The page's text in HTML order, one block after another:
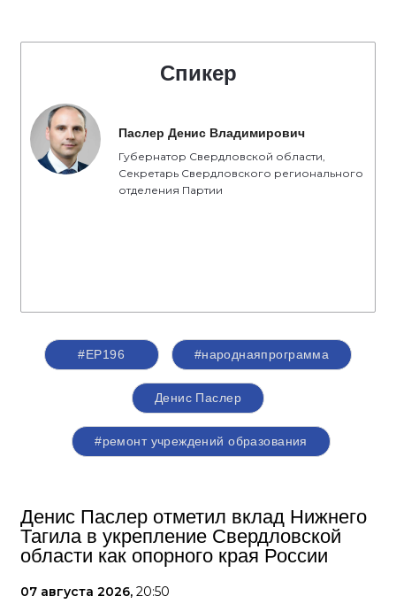
Спикер
Паслер Денис Владимирович
Губернатор Свердловской области,
Секретарь Свердловского регионального
отделения Партии
#ЕР196 #народнаяпрограмма
Денис Паслер
#ремонт учреждений образования
Денис Паслер отметил вклад Нижнего
Тагила в укрепление Свердловской
области как опорного края России
07 августа 2026, 20:50